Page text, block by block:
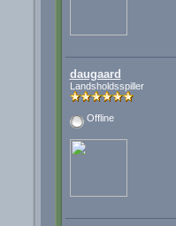
daugaard
Landsholdsspiller
Offline